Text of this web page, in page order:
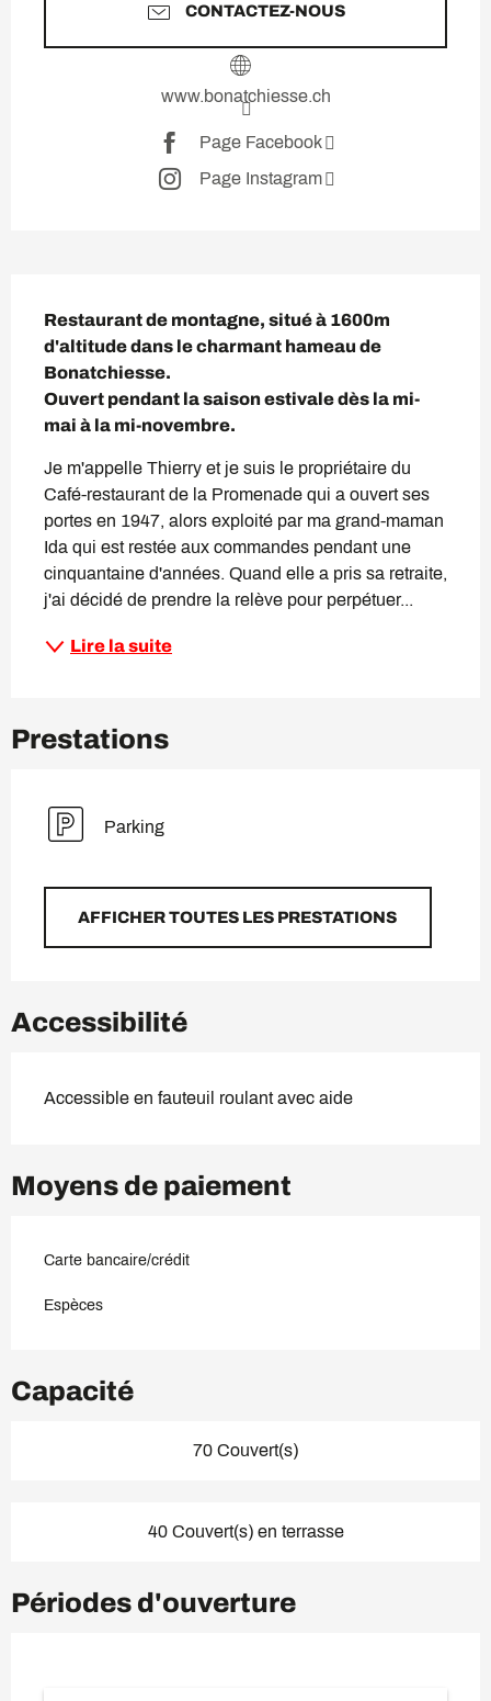
CONTACTEZ-NOUS
www.bonatchiesse.ch
Page Facebook
Page Instagram
Restaurant de montagne, situé à 1600m
d'altitude dans le charmant hameau de
Bonatchiesse.
Ouvert pendant la saison estivale dès la mi-
mai à la mi-novembre.
Je m'appelle Thierry et je suis le propriétaire du
Café-restaurant de la Promenade qui a ouvert ses
portes en 1947, alors exploité par ma grand-maman
Ida qui est restée aux commandes pendant une
cinquantaine d'années. Quand elle a pris sa retraite,
j'ai décidé de prendre la relève pour perpétuer...
Lire la suite
Prestations
Parking
AFFICHER TOUTES LES PRESTATIONS
Accessibilité
Accessible en fauteuil roulant avec aide
Moyens de paiement
Carte bancaire/crédit
Espèces
Capacité
70 Couvert(s)
40 Couvert(s) en terrasse
Périodes d'ouverture